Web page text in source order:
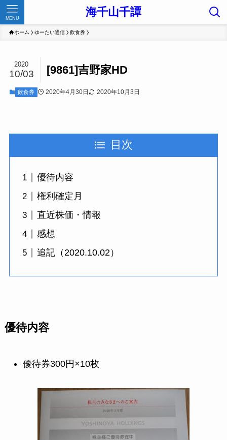
海千山千譚
MENU
ホーム ゆーたい通信 飲食券
[9861]吉野家HD
2020
10/03
飲食券 2020年4月30日 2020年10月3日
目次
優待内容
権利確定月
直近株価・情報
感想
追記（2020.10.02）
優待内容
優待券300円×10枚